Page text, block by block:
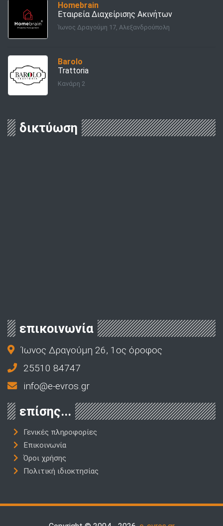
Homebrain
Εταιρεία Διαχείρισης Ακινήτων
Ίωνος Δραγούμη 17, Αλεξανδρούπολη
Barolo
Trattoria
Κανάρη 2
δικτύωση
επικοινωνία
Ίωνος Δραγούμη 26, 1ος όροφος
25510 84747
info@e-evros.gr
επίσης...
Γενικές πληροφορίες
Επικοινωνία
Όροι χρήσης
Πολιτική ιδιοκτησίας